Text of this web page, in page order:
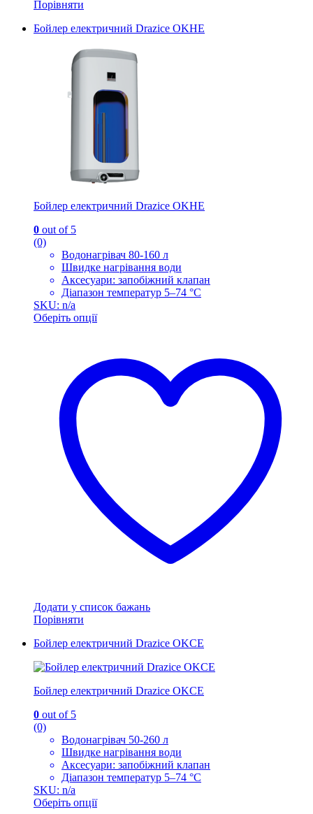
Порівняти
Бойлер електричний Drazice OKHE
Бойлер електричний Drazice OKHE
0 out of 5
(0)
Водонагрівач 80-160 л
Швидке нагрівання води
Аксесуари: запобіжний клапан
Діапазон температур 5–74 °C
SKU: n/a
Оберіть опції
варіантів.
Параметри
можна
вибрати
сторінці
товару
Додати у список бажань
Порівняти
Бойлер електричний Drazice OKCE
Бойлер електричний Drazice OKCE
0 out of 5
(0)
Водонагрівач 50-260 л
Швидке нагрівання води
Аксесуари: запобіжний клапан
Діапазон температур 5–74 °C
SKU: n/a
Оберіть опції